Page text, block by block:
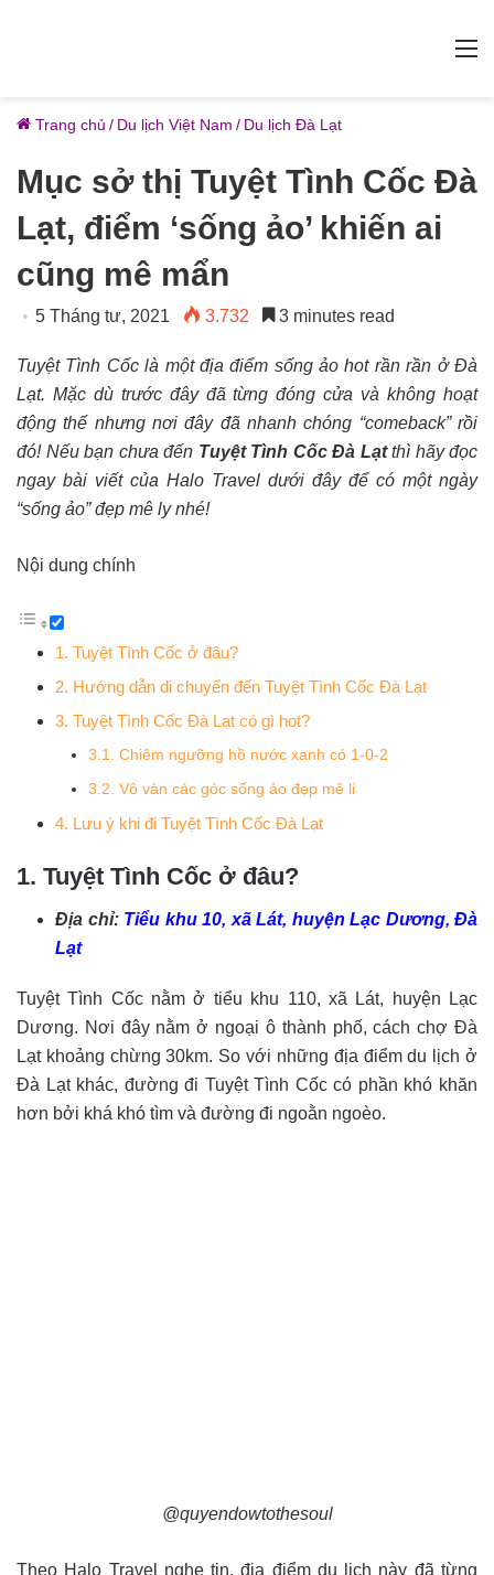
Trang chủ / Du lịch Việt Nam / Du lịch Đà Lạt
Mục sở thị Tuyệt Tình Cốc Đà
Lạt, điểm ‘sống ảo’ khiến ai
cũng mê mẩn
5 Tháng tư, 2021 3.732 3 minutes read
Tuyệt Tình Cốc là một địa điểm sống ảo hot rần rần ở Đà
Lạt. Mặc dù trước đây đã từng đóng cửa và không hoạt
động thế nhưng nơi đây đã nhanh chóng “comeback” rồi
đó! Nếu bạn chưa đến Tuyệt Tình Cốc Đà Lạtthì hãy đọc
ngay bài viết của Halo Travel dưới đây để có một ngày
“sống ảo” đẹp mê ly nhé!
Nội dung chính
1. Tuyệt Tình Cốc ở đâu?
2. Hướng dẫn di chuyển đến Tuyệt Tình Cốc Đà Lạt
3. Tuyệt Tình Cốc Đà Lạt có gì hot?
3.1. Chiêm ngưỡng hồ nước xanh có 1-0-2
3.2. Vô vàn các góc sống ảo đẹp mê li
4. Lưu ý khi đi Tuyệt Tình Cốc Đà Lạt
1. Tuyệt Tình Cốc ở đâu?
Địa chỉ: Tiểu khu 10, xã Lát, huyện Lạc Dương, Đà
Lạt
Tuyệt Tình Cốc nằm ở tiểu khu 110, xã Lát, huyện Lạc
Dương. Nơi đây nằm ở ngoại ô thành phố, cách chợ Đà
Lạt khoảng chừng 30km. So với những địa điểm du lịch ở
Đà Lạt khác, đường đi Tuyệt Tình Cốc có phần khó khăn
hơn bởi khá khó tìm và đường đi ngoằn ngoèo.
@quyendowtothesoul
Theo Halo Travel nghe tin, địa điểm du lịch này đã từng